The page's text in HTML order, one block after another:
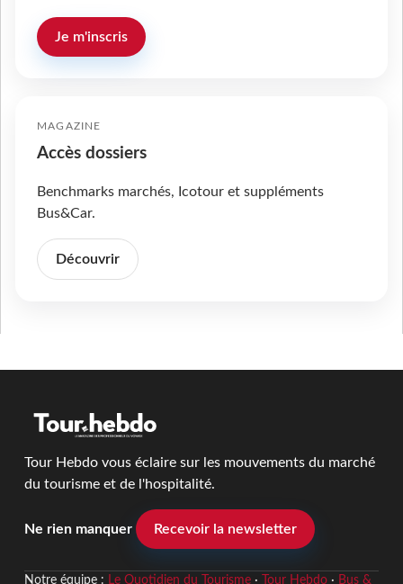
Je m'inscris
MAGAZINE
Accès dossiers
Benchmarks marchés, Icotour et suppléments
Bus&Car.
Découvrir
Tour Hebdo vous éclaire sur les mouvements du marché
du tourisme et de l'hospitalité.
Ne rien manquer Recevoir la newsletter
Notre équipe : Le Quotidien du Tourisme· Tour Hebdo· Bus &